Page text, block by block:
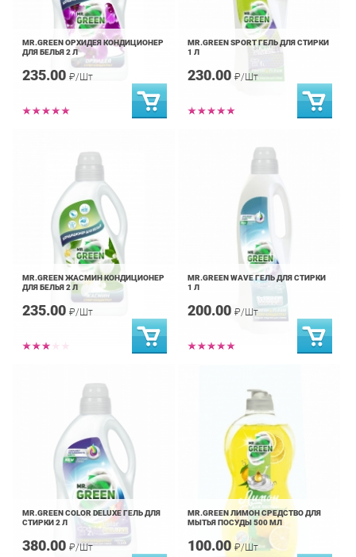
MR.GREEN ОРХИДЕЯ КОНДИЦИОНЕР
ДЛЯ БЕЛЬЯ 2 Л
235.00 ₽/Шт
MR.GREEN SPORT ГЕЛЬ ДЛЯ СТИРКИ
1 Л
230.00 ₽/Шт
MR.GREEN ЖАСМИН КОНДИЦИОНЕР
ДЛЯ БЕЛЬЯ 2 Л
235.00 ₽/Шт
MR.GREEN WAVE ГЕЛЬ ДЛЯ СТИРКИ
1 Л
200.00 ₽/Шт
MR.GREEN COLOR DELUXE ГЕЛЬ ДЛЯ
СТИРКИ 2 Л
380.00 ₽/Шт
MR.GREEN ЛИМОН СРЕДСТВО ДЛЯ
МЫТЬЯ ПОСУДЫ 500 МЛ
100.00 ₽/Шт